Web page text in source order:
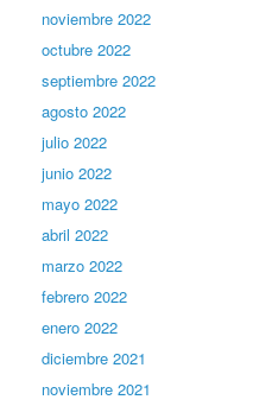
noviembre 2022
octubre 2022
septiembre 2022
agosto 2022
julio 2022
junio 2022
mayo 2022
abril 2022
marzo 2022
febrero 2022
enero 2022
diciembre 2021
noviembre 2021